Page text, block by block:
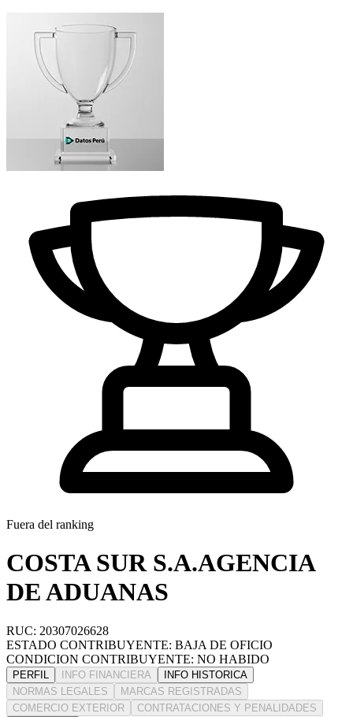
Fuera del ranking
COSTA SUR S.A.AGENCIA
DE ADUANAS
RUC: 20307026628
ESTADO CONTRIBUYENTE: BAJA DE OFICIO
CONDICION CONTRIBUYENTE: NO HABIDO
PERFIL INFO FINANCIERA
INFO HISTORICA
NORMAS LEGALES
MARCAS REGISTRADAS
COMERCIO EXTERIOR
CONTRATACIONES Y PENALIDADES